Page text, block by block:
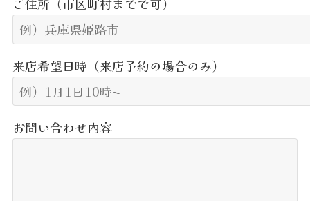
来店希望日時（来店予約の場合のみ）
お問い合わせ内容